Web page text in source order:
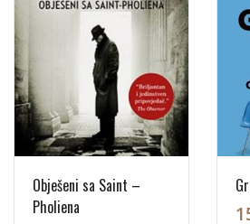
Obješeni sa Saint –
Pholiena